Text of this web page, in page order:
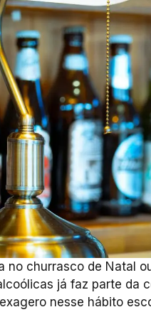
no churrasco de Natal
já faz parte da
nesse hábito